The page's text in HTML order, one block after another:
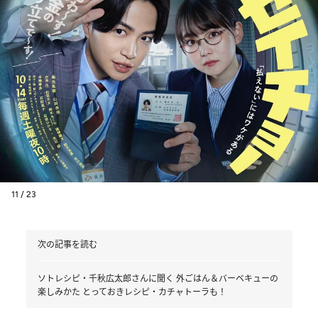
11 / 23
次の記事を読む
ソトレシピ・千秋広太郎さんに聞く 外ごはん＆バーベキューの
楽しみかた とっておきレシピ・カチャトーラも！